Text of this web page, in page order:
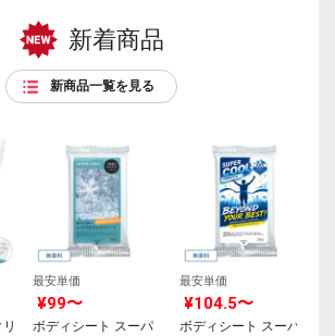
新着商品
新商品一覧を見る
最安単価
¥99〜
ボディシート スーパ
最安単価
¥104.5〜
ボディシート スーパ